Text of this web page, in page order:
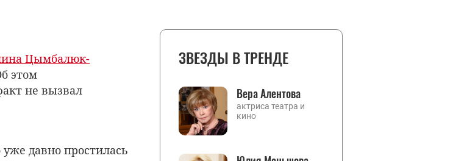
Цымбалюк-
этом
не вызвал
давно простилась
ЗВЕЗДЫ В ТРЕНДЕ
Вера Алентова
актриса театра и
кино